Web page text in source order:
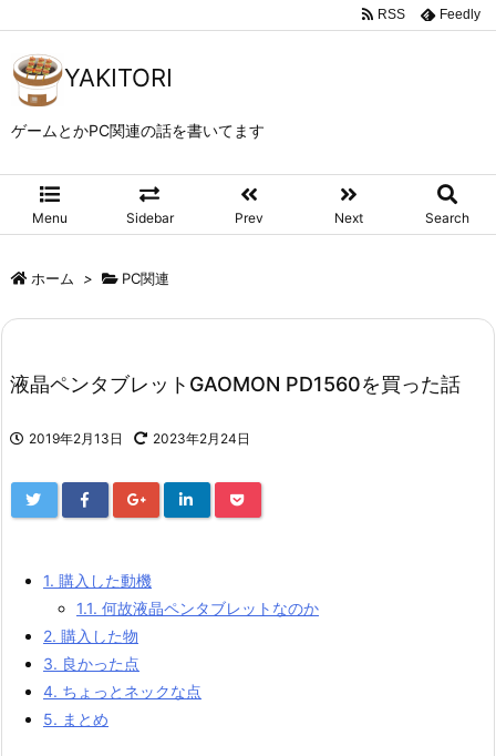
YAKITORI
ゲームとかPC関連の話を書いてます
Menu Sidebar Prev Next Search
RSS Feedly
ホーム > PC関連
液晶ペンタブレットGAOMON PD1560を買った話
2019年2月13日 2023年2月24日
1. 購入した動機
1.1. 何故液晶ペンタブレットなのか
2. 購入した物
3. 良かった点
4. ちょっとネックな点
5. まとめ